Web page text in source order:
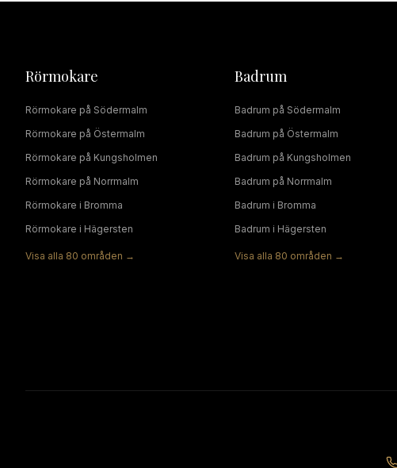
Rörmokare
Rörmokare på Södermalm
Rörmokare på Östermalm
Rörmokare på Kungsholmen
Rörmokare på Norrmalm
Rörmokare i Bromma
Rörmokare i Hägersten
Visa alla 80 områden →
Badrum
Badrum på Södermalm
Badrum på Östermalm
Badrum på Kungsholmen
Badrum på Norrmalm
Badrum i Bromma
Badrum i Hägersten
Visa alla 80 områden →